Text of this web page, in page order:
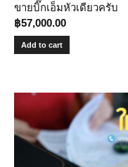
ขายบิ๊กเอ็มหัวเดียวครับ
฿57,000.00
Add to cart